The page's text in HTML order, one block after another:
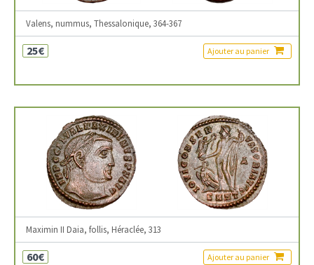
Valens, nummus, Thessalonique, 364-367
25€ Ajouter au panier
Maximin II Daia, follis, Héraclée, 313
60€ Ajouter au panier